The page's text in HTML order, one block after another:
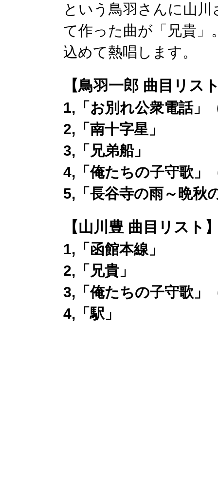
という鳥羽さんに山
て作った曲が「兄貴
込めて熱唱します。
【鳥羽一郎 曲目リス
1,「お別れ公衆電話」
2,「南十字星」
3,「兄弟船」
4,「俺たちの子守歌」
5,「長谷寺の雨～晩秋
【山川豊 曲目リスト
1,「函館本線」
2,「兄貴」
3,「俺たちの子守歌」
4,「駅」